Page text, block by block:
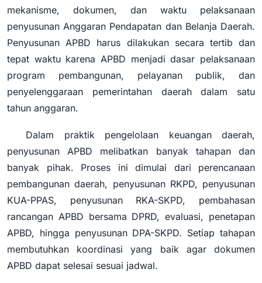
mekanisme, dokumen, dan waktu pelaksanaan
penyusunan Anggaran Pendapatan dan Belanja Daerah.
Penyusunan APBD harus dilakukan secara tertib dan
tepat waktu karena APBD menjadi dasar pelaksanaan
program pembangunan, pelayanan publik, dan
penyelenggaraan pemerintahan daerah dalam satu
tahun anggaran.
Dalam praktik pengelolaan keuangan daerah,
penyusunan APBD melibatkan banyak tahapan dan
banyak pihak. Proses ini dimulai dari perencanaan
pembangunan daerah, penyusunan RKPD, penyusunan
KUA-PPAS, penyusunan RKA-SKPD, pembahasan
rancangan APBD bersama DPRD, evaluasi, penetapan
APBD, hingga penyusunan DPA-SKPD. Setiap tahapan
membutuhkan koordinasi yang baik agar dokumen
APBD dapat selesai sesuai jadwal.